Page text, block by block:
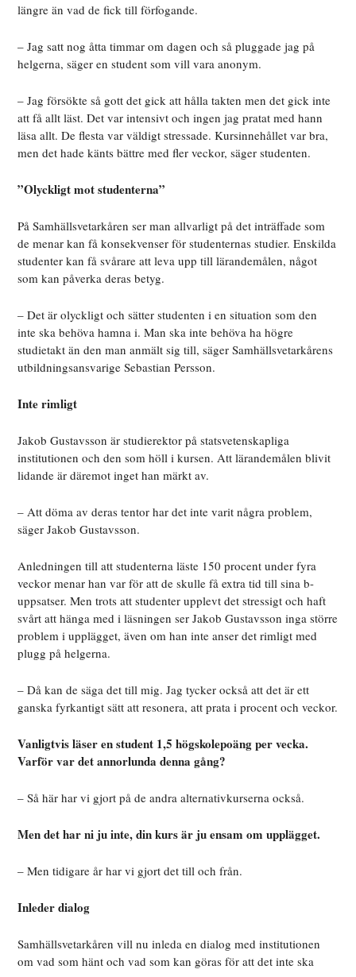
längre än vad de fick till förfogande.
– Jag satt nog åtta timmar om dagen och så pluggade jag på
helgerna, säger en student som vill vara anonym.
– Jag försökte så gott det gick att hålla takten men det gick inte
att få allt läst. Det var intensivt och ingen jag pratat med hann
läsa allt. De flesta var väldigt stressade. Kursinnehållet var bra,
men det hade känts bättre med fler veckor, säger studenten.
”Olyckligt mot studenterna”
På Samhällsvetarkåren ser man allvarligt på det inträffade som
de menar kan få konsekvenser för studenternas studier. Enskilda
studenter kan få svårare att leva upp till lärandemålen, något
som kan påverka deras betyg.
– Det är olyckligt och sätter studenten i en situation som den
inte ska behöva hamna i. Man ska inte behöva ha högre
studietakt än den man anmält sig till, säger Samhällsvetarkårens
utbildningsansvarige Sebastian Persson.
Inte rimligt
Jakob Gustavsson är studierektor på statsvetenskapliga
institutionen och den som höll i kursen. Att lärandemålen blivit
lidande är däremot inget han märkt av.
– Att döma av deras tentor har det inte varit några problem,
säger Jakob Gustavsson.
Anledningen till att studenterna läste 150 procent under fyra
veckor menar han var för att de skulle få extra tid till sina b-
uppsatser. Men trots att studenter upplevt det stressigt och haft
svårt att hänga med i läsningen ser Jakob Gustavsson inga större
problem i upplägget, även om han inte anser det rimligt med
plugg på helgerna.
– Då kan de säga det till mig. Jag tycker också att det är ett
ganska fyrkantigt sätt att resonera, att prata i procent och veckor.
Vanligtvis läser en student 1,5 högskolepoäng per vecka.
Varför var det annorlunda denna gång?
– Så här har vi gjort på de andra alternativkurserna också.
Men det har ni ju inte, din kurs är ju ensam om upplägget.
– Men tidigare år har vi gjort det till och från.
Inleder dialog
Samhällsvetarkåren vill nu inleda en dialog med institutionen
om vad som hänt och vad som kan göras för att det inte ska